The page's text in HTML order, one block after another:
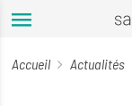
Accueil Actualités